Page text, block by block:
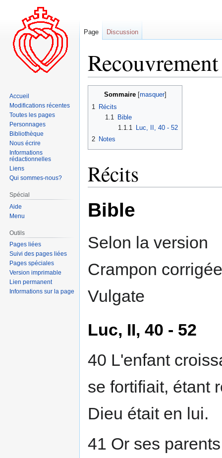
navigation
Sommaire
1 Récits
1.1
Bible
1.1.1 Luc, II, 40 - 52
2 Notes
Récits
Bible
Selon la version
Crampon
Vulgate
Luc, II, 40 - 52
40 L'enfant
se fortifiait, étant
Dieu était en lui.
41 Or ses
Page Discussion
Accueil
Modifications récentes
Toutes les pages
Personnages
Bibliothèque
Nous écrire
Informations
rédactionnelles
Liens
Qui sommes-nous?
Spécial
Aide
Menu
Outils
Pages liées
Suivi des pages liées
Pages spéciales
Version imprimable
Lien permanent
Informations sur la page